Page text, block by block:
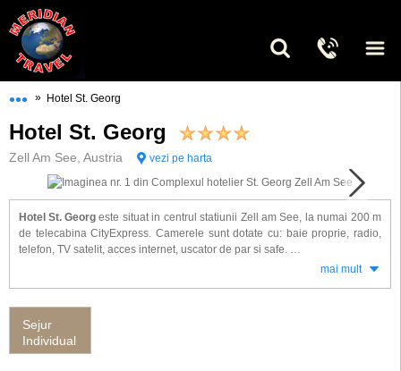
••• » Hotel St. Georg
Hotel St. Georg
Zell Am See, Austria vezi pe harta
Hotel St. Georg este situat in centrul statiunii Zell am See, la numai 200 m
de telecabina CityExpress. Camerele sunt dotate cu: baie proprie, radio,
telefon, TV satelit, acces internet, uscator de par si safe.
mai mult
Sejur
Individual